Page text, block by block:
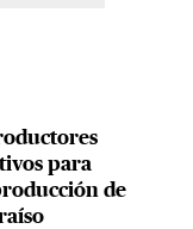
para
de